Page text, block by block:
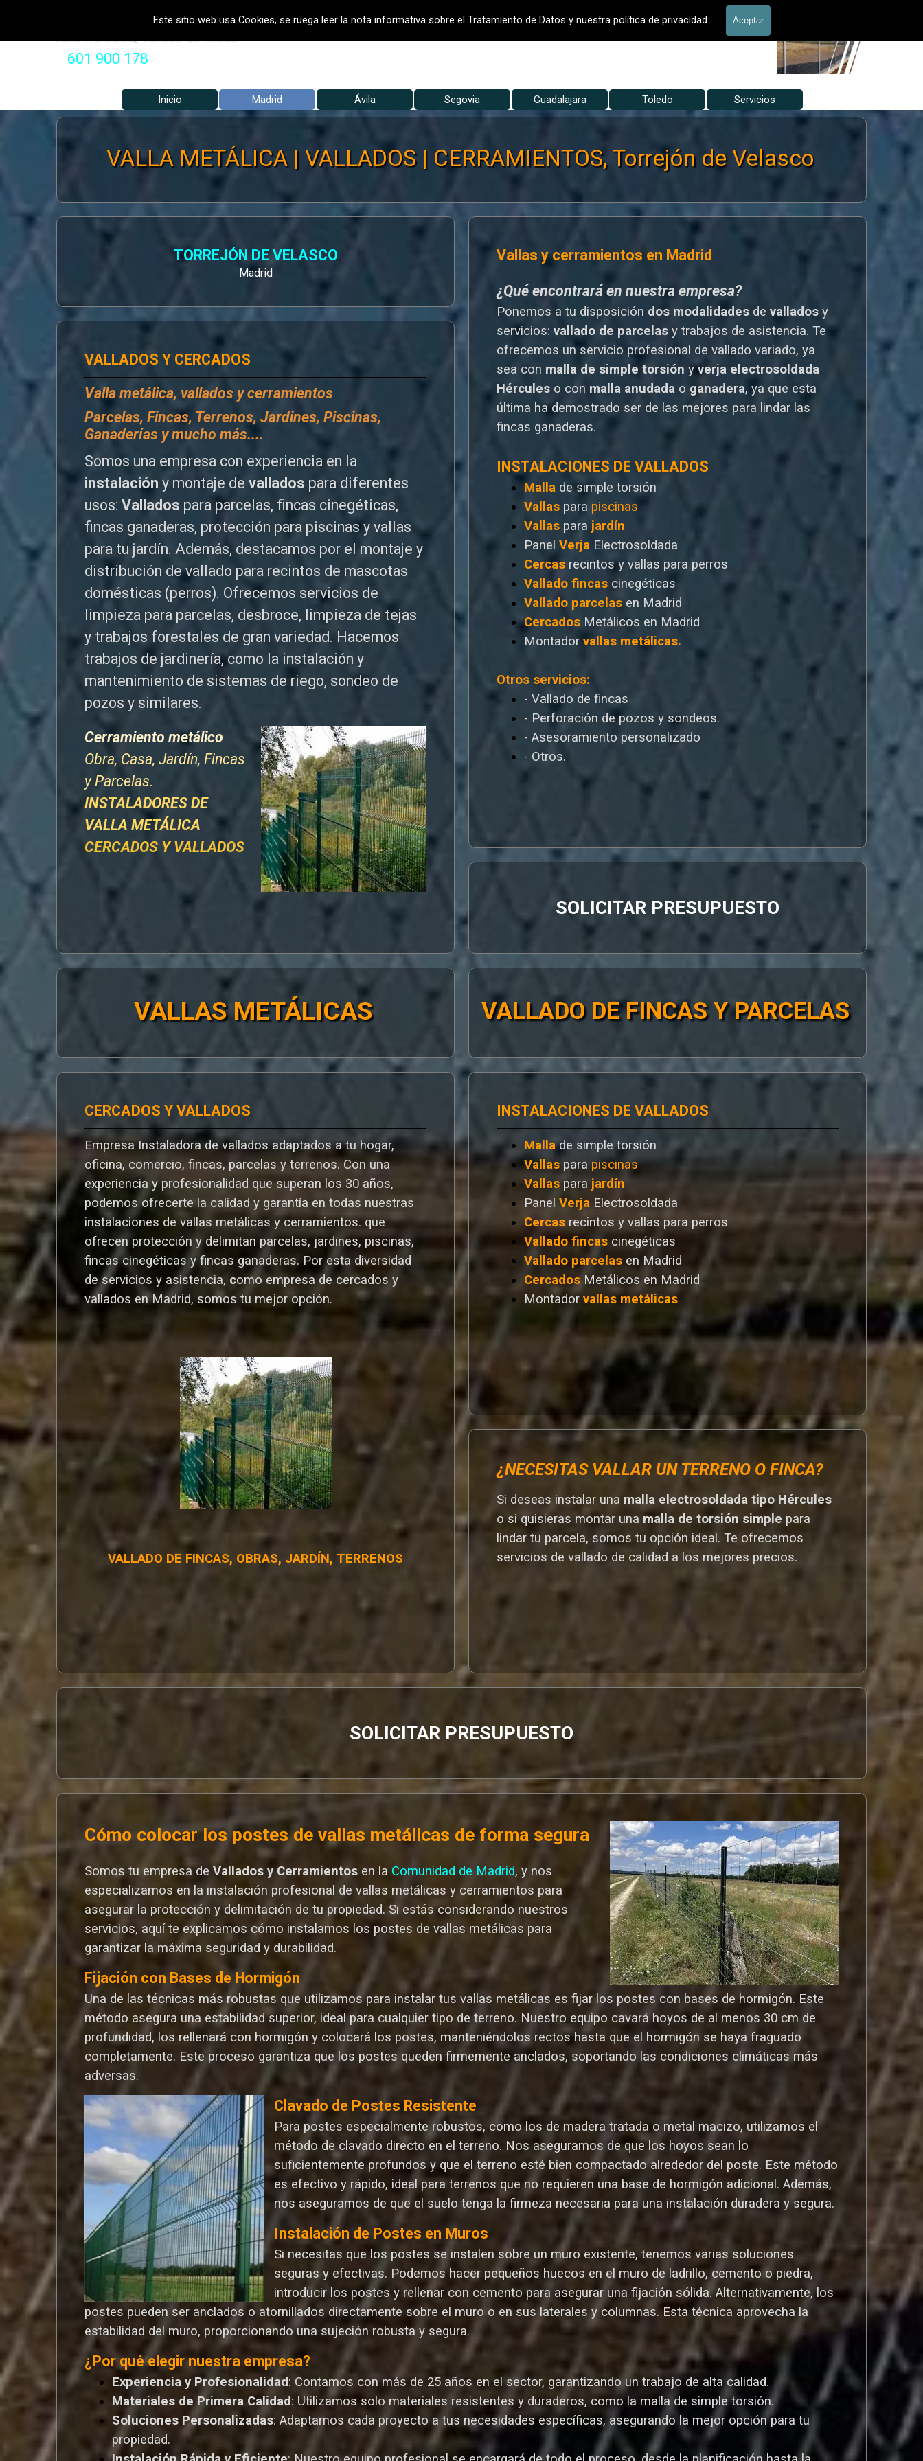
Este sitio web usa Cookies, se ruega leer la nota informativa sobre el Tratamiento de Datos y nuestra política de privacidad. Aceptar
VALLADOS METALICOS MADRID - VALLADO DE FINCAS
601 900 178
Saltar menú
Inicio Madrid ▼
Ávila ▼
Segovia ▼
Guadalajara ▼
Toledo ▼
Servicios
VALLA METÁLICA | VALLADOS | CERRAMIENTOS, Torrejón de Velasco
TORREJÓN DE VELASCO
Madrid
VALLADOS Y CERCADOS
Valla metálica, vallados y cerramientos
Parcelas, Fincas, Terrenos, Jardines, Piscinas,
Ganaderías y mucho más....
Somos una empresa con experiencia en la
instalacióny montaje devallados para diferentes
usos: Vallados para parcelas, fincas cinegéticas,
fincas ganaderas, protección para piscinas y vallas
para tu jardín. Además, destacamos por el montaje y
distribución de vallado para recintos de mascotas
domésticas (perros). Ofrecemos servicios de
limpieza para parcelas, desbroce, limpieza de tejas
y trabajos forestales de gran variedad. Hacemos
trabajos de jardinería, como la instalación y
mantenimiento de sistemas de riego, sondeo de
pozos y similares.
Cerramiento metálico
Obra, Casa, Jardín, Fincas
y Parcelas.
INSTALADORES DE
VALLA METÁLICA
CERCADOS Y VALLADOS
Vallas y cerramientos en Madrid
¿Qué encontrará en nuestra empresa?
Ponemos a tu disposición dos modalidades de vallados y
servicios: vallado de parcelas y trabajos de asistencia. Te
ofrecemos un servicio profesional de vallado variado, ya
sea con malla de simple torsión y verja electrosoldada
Hércules o con malla anudada o ganadera, ya que esta
última ha demostrado ser de las mejores para lindar las
fincas ganaderas.
INSTALACIONES DE VALLADOS
Malla de simple torsión
Vallas para piscinas
Vallas para jardín
Panel Verja Electrosoldada
Cercas recintos y vallas para perros
Vallado fincas cinegéticas
Vallado parcelas en Madrid
Cercados Metálicos en Madrid
Montador vallas metálicas.
Otros servicios:
- Vallado de fincas
- Perforación de pozos y sondeos.
- Asesoramiento personalizado
- Otros.
SOLICITAR PRESUPUESTO
VALLADO DE FINCAS Y PARCELAS
INSTALACIONES DE VALLADOS
Mallade simple torsión
Vallas para piscinas
Vallas para jardín
Panel Verja Electrosoldada
Cercas recintos y vallas para perros
Vallado fincas cinegéticas
Vallado parcelas en Madrid
Cercados Metálicos en Madrid
Montador vallas metálicas
¿NECESITAS VALLAR UN TERRENO O FINCA?
Si deseas instalar una malla electrosoldada tipo Hércules
o si quisieras montar una malla de torsión simple para
lindar tu parcela, somos tu opción ideal. Te ofrecemos
servicios de vallado de calidad a los mejores precios.
VALLAS METÁLICAS
CERCADOS Y VALLADOS
Empresa Instaladora de vallados adaptados a tu hogar,
oficina, comercio, fincas, parcelas y terrenos. Con una
experiencia y profesionalidad que superan los 30 años,
podemos ofrecerte la calidad y garantía en todas nuestras
instalaciones de vallas metálicas y cerramientos. que
ofrecen protección y delimitan parcelas, jardines, piscinas,
fincas cinegéticas y fincas ganaderas. Por esta diversidad
de servicios y asistencia, como empresa de cercados y
vallados en Madrid, somos tu mejor opción.
VALLADO DE FINCAS, OBRAS, JARDÍN, TERRENOS
SOLICITAR PRESUPUESTO
Cómo colocar los postes de vallas metálicas de forma segura
Somos tu empresa deVallados y Cerramientos en la Comunidad de Madrid, y nos
especializamos en la instalación profesional de vallas metálicas y cerramientos para
asegurar la protección y delimitación de tu propiedad. Si estás considerando nuestros
servicios, aquí te explicamos cómo instalamos los postes de vallas metálicas para
garantizar la máxima seguridad y durabilidad.
Fijación con Bases de Hormigón
Una de las técnicas más robustas que utilizamos para instalar tus vallas metálicas es fijar los postes con bases de hormigón. Este
método asegura una estabilidad superior, ideal para cualquier tipo de terreno. Nuestro equipo cavará hoyos de al menos 30 cm de
profundidad, los rellenará con hormigón y colocará los postes, manteniéndolos rectos hasta que el hormigón se haya fraguado
completamente. Este proceso garantiza que los postes queden firmemente anclados, soportando las condiciones climáticas más
adversas.
Clavado de Postes Resistente
Para postes especialmente robustos, como los de madera tratada o metal macizo, utilizamos el
método de clavado directo en el terreno. Nos aseguramos de que los hoyos sean lo
suficientemente profundos y que el terreno esté bien compactado alrededor del poste. Este método
es efectivo y rápido, ideal para terrenos que no requieren una base de hormigón adicional. Además,
nos aseguramos de que el suelo tenga la firmeza necesaria para una instalación duradera y segura.
Instalación de Postes en Muros
Si necesitas que los postes se instalen sobre un muro existente, tenemos varias soluciones
seguras y efectivas. Podemos hacer pequeños huecos en el muro de ladrillo, cemento o piedra,
introducir los postes y rellenar con cemento para asegurar una fijación sólida. Alternativamente, los
postes pueden ser anclados o atornillados directamente sobre el muro o en sus laterales y columnas. Esta técnica aprovecha la
estabilidad del muro, proporcionando una sujeción robusta y segura.
¿Por qué elegir nuestra empresa?
Experiencia y Profesionalidad: Contamos con más de 25 años en el sector, garantizando un trabajo de alta calidad.
Materiales de Primera Calidad: Utilizamos solo materiales resistentes y duraderos, como la malla de simple torsión.
Soluciones Personalizadas: Adaptamos cada proyecto a tus necesidades específicas, asegurando la mejor opción para tu
propiedad.